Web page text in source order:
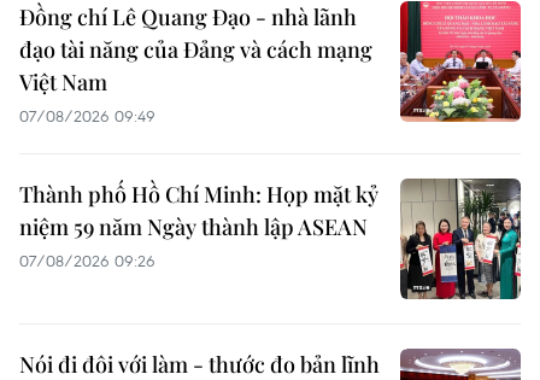
Đồng chí Lê Quang Đạo - nhà lãnh
đạo tài năng của Đảng và cách mạng
Việt Nam
07/08/2026 09:49
Thành phố Hồ Chí Minh: Họp mặt kỷ
niệm 59 năm Ngày thành lập ASEAN
07/08/2026 09:26
Nói đi đôi với làm - thước đo bản lĩnh